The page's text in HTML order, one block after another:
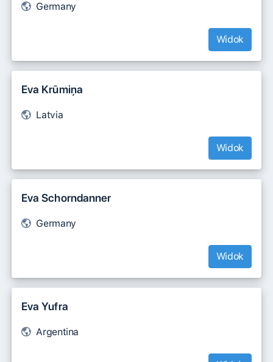
Germany
Widok
Eva Krūmiņa
Latvia
Widok
Eva Schorndanner
Germany
Widok
Eva Yufra
Argentina